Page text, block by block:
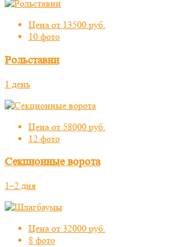
Цена от 13500 руб.
10 фото
Рольставни
1 день
Цена от 58000 руб.
12 фото
Секционные ворота
1–2 дня
Цена от 32000 руб.
8 фото